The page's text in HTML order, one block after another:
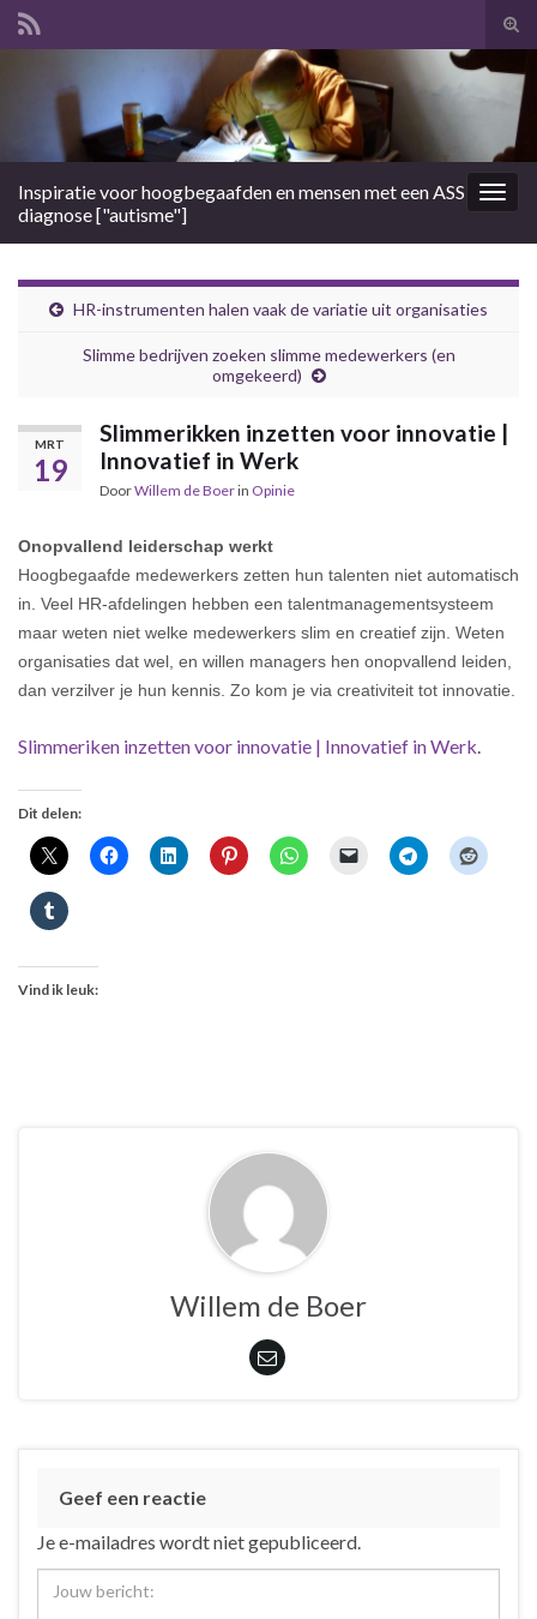
Search for:
Inspiratie voor hoogbegaafden en mensen met een ASS
diagnose ["autisme"]
HR-instrumenten halen vaak de variatie uit organisaties
Slimme bedrijven zoeken slimme medewerkers (en
omgekeerd)
MRT
19
Slimmerikken inzetten voor innovatie |
Innovatief in Werk
DoorWillem de Boerin Opinie
Onopvallend leiderschap werkt
Hoogbegaafde medewerkers zetten hun talenten niet automatisch
in. Veel HR-afdelingen hebben een talentmanagementsysteem
maar weten niet welke medewerkers slim en creatief zijn. Weten
organisaties dat wel, en willen managers hen onopvallend leiden,
dan verzilver je hun kennis. Zo kom je via creativiteit tot innovatie.
Slimmeriken inzetten voor innovatie | Innovatief in Werk.
Dit delen:
Vind ik leuk:
Willem de Boer
Geef een reactie
Je e-mailadres wordt niet gepubliceerd.